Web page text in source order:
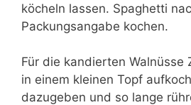
köcheln lassen. Spaghetti
Packungsangabe kochen.
Für die kandierten Walnüsse
in einem kleinen Topf
dazugeben und so lange